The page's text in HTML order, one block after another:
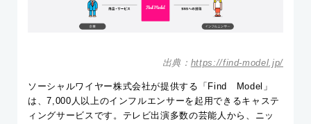
出典： https://find-model.jp/
ソーシャルワイヤー株式会社が提供する「Find Model」
は、7,000人以上のインフルエンサーを起用できるキャステ
ィングサービスです。テレビ出演多数の芸能人から、ニッ